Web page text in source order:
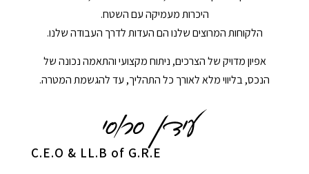
היכרות מעמיקה עם השטח.
הלקוחות המרוצים שלנו הם העדות לדרך העבודה שלנו.
אפיון מדויק של הצרכים, ניתוח מקצועי והתאמה נכונה של
הנכס, בליווי מלא לאורך כל התהליך, עד להגשמת המטרה.
C.E.O & LL.B of G.R.E